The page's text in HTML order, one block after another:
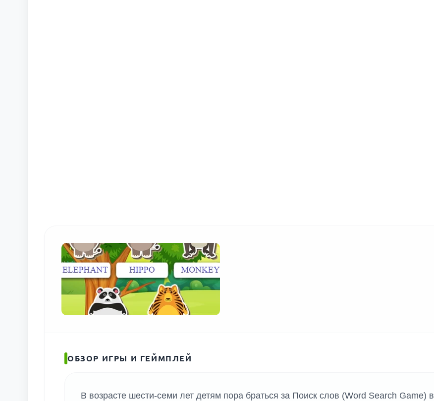
ОБЗОР ИГРЫ И ГЕЙМПЛЕЙ
В возрасте шести-семи лет детям пора браться за Поиск слов (Word Search Game) в